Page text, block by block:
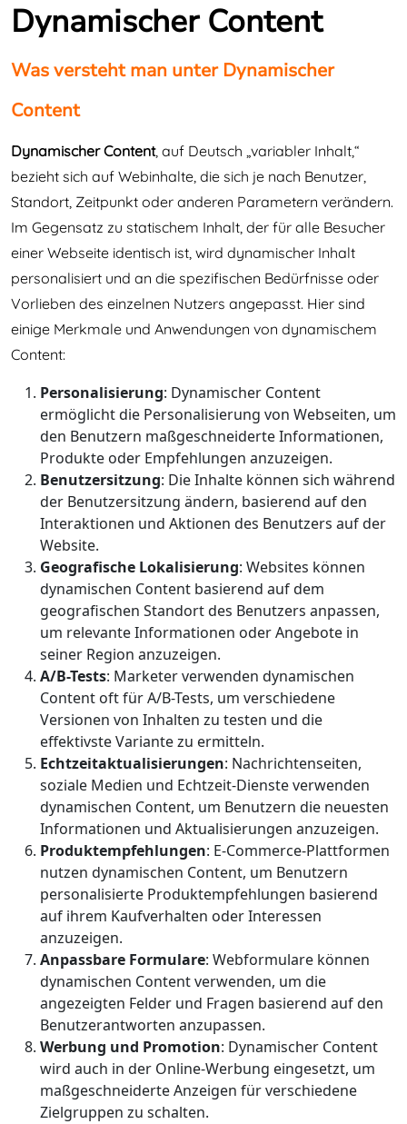
Dynamischer Content
Was versteht man unter Dynamischer
Content
Dynamischer Content, auf Deutsch „variabler Inhalt,“
bezieht sich auf Webinhalte, die sich je nach Benutzer,
Standort, Zeitpunkt oder anderen Parametern verändern.
Im Gegensatz zu statischem Inhalt, der für alle Besucher
einer Webseite identisch ist, wird dynamischer Inhalt
personalisiert und an die spezifischen Bedürfnisse oder
Vorlieben des einzelnen Nutzers angepasst. Hier sind
einige Merkmale und Anwendungen von dynamischem
Content:
Personalisierung: Dynamischer Content
ermöglicht die Personalisierung von Webseiten, um
den Benutzern maßgeschneiderte Informationen,
Produkte oder Empfehlungen anzuzeigen.
Benutzersitzung: Die Inhalte können sich während
der Benutzersitzung ändern, basierend auf den
Interaktionen und Aktionen des Benutzers auf der
Website.
Geografische Lokalisierung: Websites können
dynamischen Content basierend auf dem
geografischen Standort des Benutzers anpassen,
um relevante Informationen oder Angebote in
seiner Region anzuzeigen.
A/B-Tests: Marketer verwenden dynamischen
Content oft für A/B-Tests, um verschiedene
Versionen von Inhalten zu testen und die
effektivste Variante zu ermitteln.
Echtzeitaktualisierungen: Nachrichtenseiten,
soziale Medien und Echtzeit-Dienste verwenden
dynamischen Content, um Benutzern die neuesten
Informationen und Aktualisierungen anzuzeigen.
Produktempfehlungen: E-Commerce-Plattformen
nutzen dynamischen Content, um Benutzern
personalisierte Produktempfehlungen basierend
auf ihrem Kaufverhalten oder Interessen
anzuzeigen.
Anpassbare Formulare: Webformulare können
dynamischen Content verwenden, um die
angezeigten Felder und Fragen basierend auf den
Benutzerantworten anzupassen.
Werbung und Promotion: Dynamischer Content
wird auch in der Online-Werbung eingesetzt, um
maßgeschneiderte Anzeigen für verschiedene
Zielgruppen zu schalten.